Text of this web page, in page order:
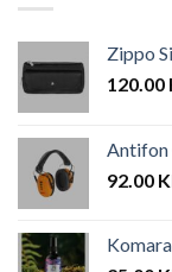
Zippo
120.00
Antifon
92.00